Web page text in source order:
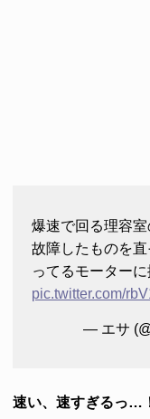
爆速で回る理容室
故障したものを
ってるモーター
pic.twitter.com/
— エサ
速い、速すぎるっ…